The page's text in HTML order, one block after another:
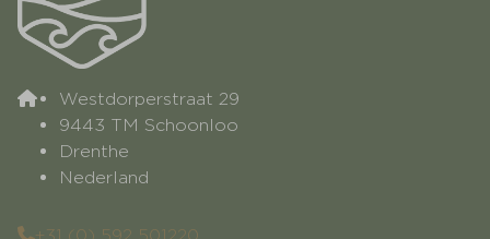
Westdorperstraat 29
9443 TM Schoonloo
Drenthe
Nederland